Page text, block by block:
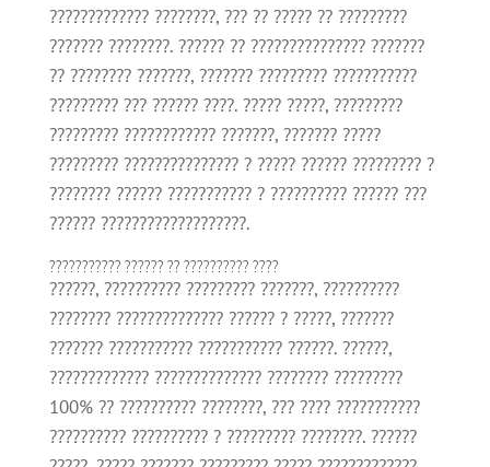
????????????? ????????, ??? ?? ????? ?? ?????????
??????? ????????. ?????? ?? ??????????????? ???????
?? ???????? ???????, ??????? ????????? ???????????
????????? ??? ?????? ????. ????? ?????, ?????????
????????? ???????????? ???????, ??????? ?????
????????? ??????????????? ? ????? ?????? ????????? ?
???????? ?????? ??????????? ? ?????????? ?????? ???
?????? ???????????????????.
??????????? ?????? ?? ?????????? ????
??????, ?????????? ????????? ???????, ??????????
???????? ?????????????? ?????? ? ?????, ???????
??????? ??????????? ??????????? ??????. ??????,
????????????? ?????????????? ???????? ?????????
100% ?? ?????????? ????????, ??? ???? ???????????
?????????? ?????????? ? ????????? ????????. ??????